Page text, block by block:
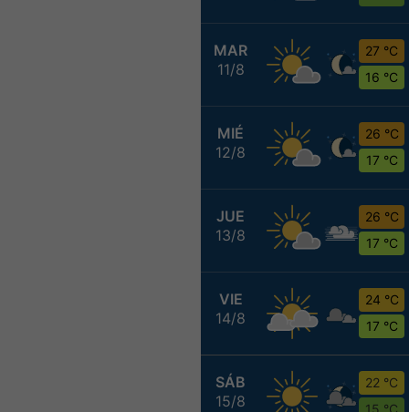
MAR
11/8
27 °C
16 °C
MIÉ
12/8
26 °C
17 °C
JUE
13/8
26 °C
17 °C
VIE
14/8
24 °C
17 °C
SÁB
15/8
22 °C
15 °C